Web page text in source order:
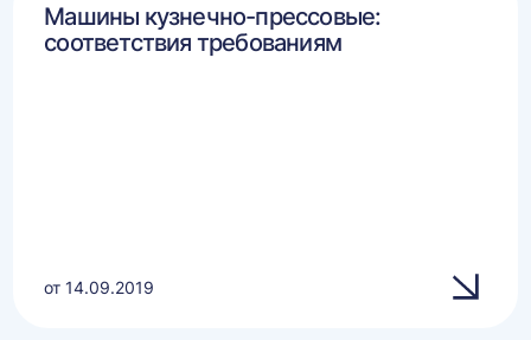
Машины кузнечно-прессовые:
соответствия требованиям
от 14.09.2019